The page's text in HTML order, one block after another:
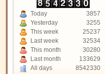
Today
3857
Yesterday
3255
This week
25237
Last week
32534
This month
30280
Last month
133629
All days
8542330